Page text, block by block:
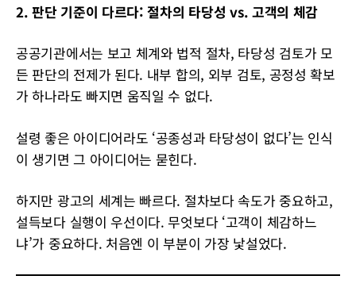
2. 판단 기준이 다르다: 절차의 타당성 vs. 고객의 체감
공공기관에서는 보고 체계와 법적 절차, 타당성 검토가 모
든 판단의 전제가 된다. 내부 합의, 외부 검토, 공정성 확보
가 하나라도 빠지면 움직일 수 없다.
설령 좋은 아이디어라도 ‘공종성과 타당성이 없다’는 인식
이 생기면 그 아이디어는 묻힌다.
하지만 광고의 세계는 빠르다. 절차보다 속도가 중요하고,
설득보다 실행이 우선이다. 무엇보다 ‘고객이 체감하느
냐’가 중요하다. 처음엔 이 부분이 가장 낯설었다.